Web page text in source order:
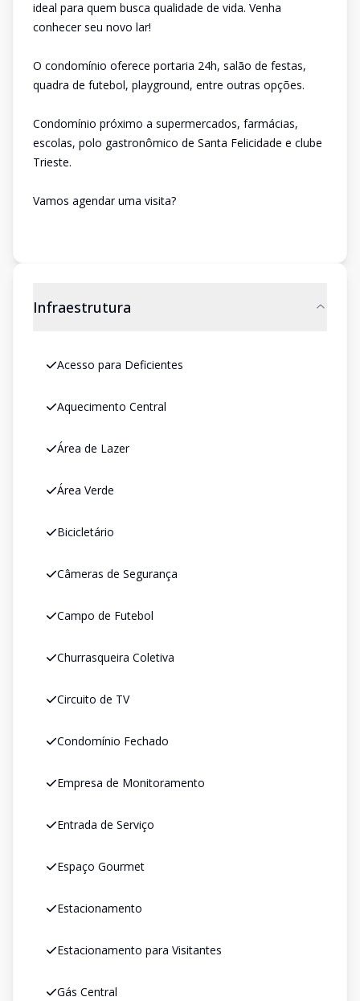
ideal para quem busca qualidade de vida. Venha
conhecer seu novo lar!
O condomínio oferece portaria 24h, salão de festas,
quadra de futebol, playground, entre outras opções.
Condomínio próximo a supermercados, farmácias,
escolas, polo gastronômico de Santa Felicidade e clube
Trieste.
Vamos agendar uma visita?
Infraestrutura
Acesso para Deficientes
Aquecimento Central
Área de Lazer
Área Verde
Bicicletário
Câmeras de Segurança
Campo de Futebol
Churrasqueira Coletiva
Circuito de TV
Condomínio Fechado
Empresa de Monitoramento
Entrada de Serviço
Espaço Gourmet
Estacionamento
Estacionamento para Visitantes
Gás Central